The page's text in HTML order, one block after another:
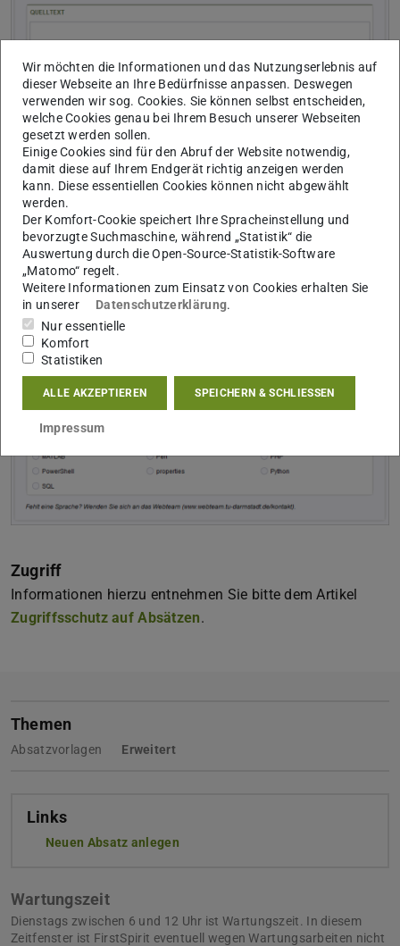
Zugriff
Informationen hierzu entnehmen Sie bitte dem Artikel
Zugriffsschutz auf Absätzen.
Themen
Absatzvorlagen Erweitert
Links
Neuen Absatz anlegen
Wartungszeit
Dienstags zwischen 6 und 12 Uhr ist Wartungszeit. In diesem
Zeitfenster ist FirstSpirit eventuell wegen Wartungsarbeiten nicht
Wir möchten die Informationen und das Nutzungserlebnis auf
dieser Webseite an Ihre Bedürfnisse anpassen. Deswegen
verwenden wir sog. Cookies. Sie können selbst entscheiden,
welche Cookies genau bei Ihrem Besuch unserer Webseiten
gesetzt werden sollen.
Einige Cookies sind für den Abruf der Website notwendig,
damit diese auf Ihrem Endgerät richtig anzeigen werden
kann. Diese essentiellen Cookies können nicht abgewählt
werden.
Der Komfort-Cookie speichert Ihre Spracheinstellung und
bevorzugte Suchmaschine, während „Statistik“ die
Auswertung durch die Open-Source-Statistik-Software
„Matomo“ regelt.
Weitere Informationen zum Einsatz von Cookies erhalten Sie
in unserer
Datenschutzerklärung.
Nur essentielle
Komfort
Statistiken
ALLE AKZEPTIEREN SPEICHERN & SCHLIESSEN
Impressum